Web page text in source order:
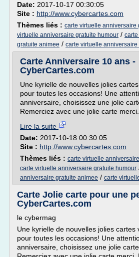
Date: 2017-10-17 00:30:05
Site : http://www.cybercartes.com
Thèmes liés : carte virtuelle anniversaire
virtuelle anniversaire gratuite humour /
gratuite animee / carte virtuelle anniversaire
Carte Anniversaire 10 ans -
CyberCartes.com
Une kyrielle de nouvelles jolies
pour toutes les occasions! Une
anniversaire, choisissez une jolie
Remerciez avec une jolie carte merci.
Lire la suite
Date: 2017-10-18 00:30:05
Site : http://www.cybercartes.com
Thèmes liés : carte virtuelle
carte virtuelle anniversaire gratuite humour
anniversaire gratuite animee / carte
Carte Jolie carte pour une
CyberCartes.com
le cybermag
Une kyrielle de nouvelles jolies cartes
pour toutes les occasions! Une
anniversaire, choisissez une jolie